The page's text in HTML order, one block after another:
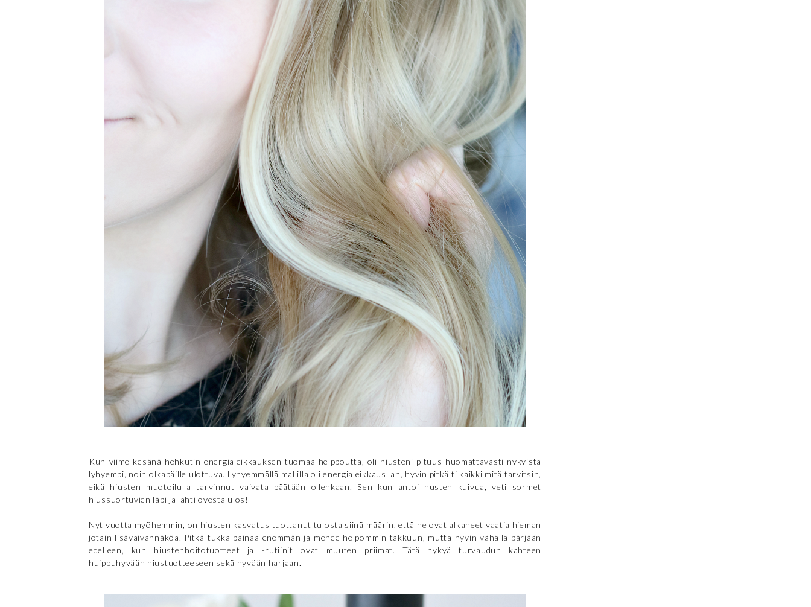
Kun viime kesänä hehkutin energialeikkauksen tuomaa helppoutta, oli hiusteni pituus huomattavasti nykyistä
lyhyempi, noin olkapäille ulottuva. Lyhyemmällä mallilla oli energialeikkaus, ah, hyvin pitkälti kaikki mitä tarvitsin,
eikä hiusten muotoilulla tarvinnut vaivata päätään ollenkaan. Sen kun antoi husten kuivua, veti sormet
hiussuortuvien läpi ja lähti ovesta ulos!
Nyt vuotta myöhemmin, on hiusten kasvatus tuottanut tulosta siinä määrin, että ne ovat alkaneet vaatia hieman
jotain lisävaivannäköä. Pitkä tukka painaa enemmän ja menee helpommin takkuun, mutta hyvin vähällä pärjään
edelleen, kun hiustenhoitotuotteet ja -rutiinit ovat muuten priimat. Tätä nykyä turvaudun kahteen
huippuhyvään hiustuotteeseen sekä hyvään harjaan.